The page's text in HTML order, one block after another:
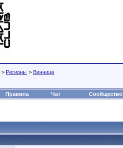
> Регионы > Винница
Правила Чат Сообщество